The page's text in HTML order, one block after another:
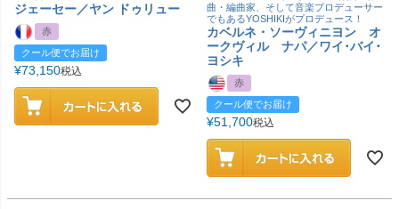
ジェーセー／ヤン ドゥリュー
赤
クール便でお届け
¥73,150税込
曲・編曲家、そして音楽プロデューサー
でもあるYOSHIKIがプロデュース！
カベルネ・ソーヴィニヨン オ
ークヴィル ナパ／ワイ･バイ･
ヨシキ
赤
クール便でお届け
¥51,700税込